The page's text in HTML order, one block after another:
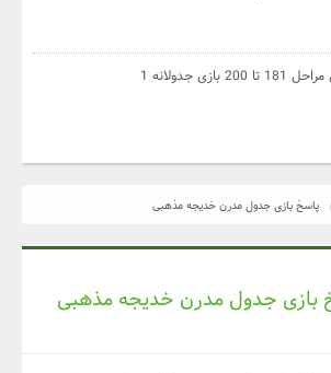
بازی جدولانه 1
پاسخ بازی جدول مدرن خدیجه مذهبی
بازی جدول مدرن خدیجه مذهبی